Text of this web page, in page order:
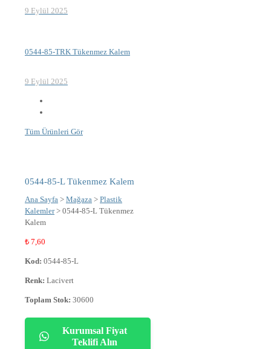
9 Eylül 2025
0544-85-TRK Tükenmez Kalem
9 Eylül 2025
Tüm Ürünleri Gör
0544-85-L Tükenmez Kalem
Ana Sayfa > Mağaza > Plastik
Kalemler> 0544-85-L Tükenmez
Kalem
₺ 7,60
Kod: 0544-85-L
Renk: Lacivert
Toplam Stok: 30600
Kurumsal Fiyat
Teklifi Alın